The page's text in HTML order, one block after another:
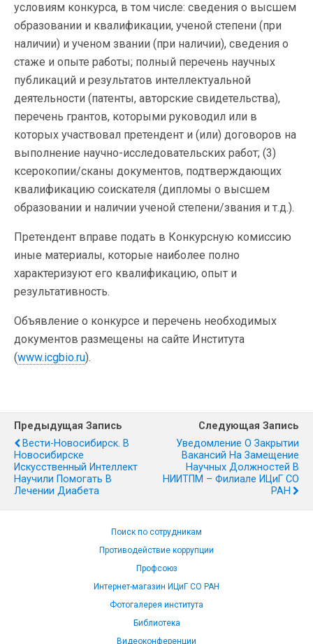
условиям конкурса, в том числе: сведения о высшем
образовании и квалификации, ученой степени (при
наличии) и ученом звании (при наличии), сведения о
стаже и опыте работы; полный перечень научных
публикаций и результатов интеллектуальной
деятельности (патенты, авторские свидетельства),
перечень грантов, которыми руководил или в
которых участвовал претендент и (или) договоров на
выполнение научно-исследовательских работ; (3)
ксерокопии/сканы документов, подтверждающих
квалификацию соискателя (дипломы о высшем
образовании и наличии ученой степени/звания и т.д.).
Претендент вправе подать в Конкурсную комиссию
иные материалы, которые наиболее полно
характеризуют его квалификацию, опыт и
результативность.
Объявление о конкурсе и перечень необходимых
документов размещены на сайте Института
(www.icgbio.ru).
Предыдущая Запись
Вести-Новосибирск. В
Новосибирске
Искусственный Интеллект
Научили Помогать В
Лечении Диабета
Следующая Запись
Уведомление О Закрытии
Вакансий На Замещение
Научных Должностей В
НИИТПМ – Филиале ИЦиГ СО
РАН
Поиск по сотрудникам
Противодействие коррупции
Профсоюз
Интернет-магазин ИЦиГ СО РАН
Фотогалерея института
Библиотека
Видеоконференции